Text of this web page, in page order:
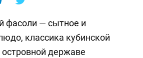
фасоли — сытное и
классика кубинской
островной державе